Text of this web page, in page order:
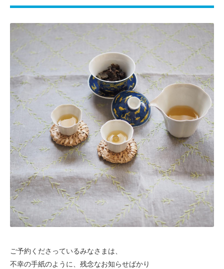
ご予約くださっているみなさまは、
不幸の手紙のように、残念なお知らせばかり